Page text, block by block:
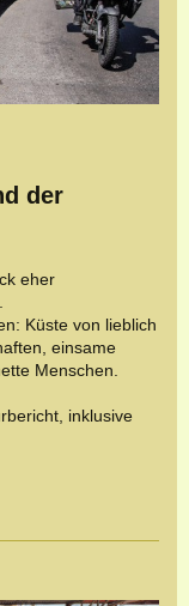
der
eher
Küste von lieblich
einsame
Menschen.
inklusive